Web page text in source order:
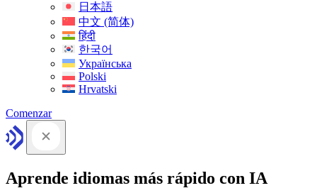
日本語
中文 (简体)
हिंदी
한국어
Українська
Polski
Hrvatski
Comenzar
Aprende idiomas más rápido con IA